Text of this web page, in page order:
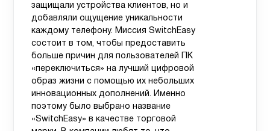
защищали устройства клиентов, но и
добавляли ощущение уникальности
каждому телефону. Миссия SwitchEasy
состоит в том, чтобы предоставить
больше причин для пользователей ПК
«переключиться» на лучший цифровой
образ жизни с помощью их небольших
инновационных дополнений. Именно
поэтому было выбрано название
«SwitchEasy» в качестве торговой